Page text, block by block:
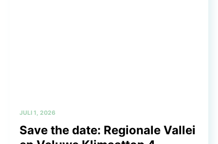
JULI 1, 2026
Save the date: Regionale Vallei